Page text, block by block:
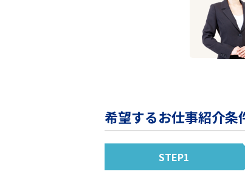
希望するお仕事紹介条
STEP1